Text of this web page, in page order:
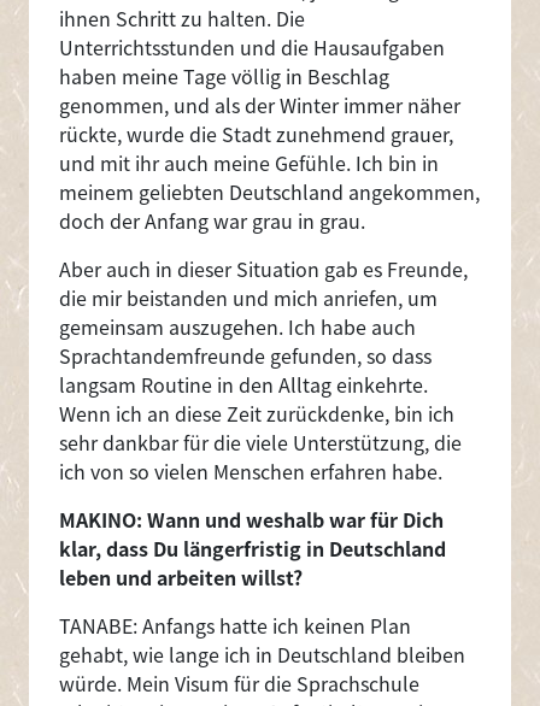
ihnen Schritt zu halten. Die
Unterrichtsstunden und die Hausaufgaben
haben meine Tage völlig in Beschlag
genommen, und als der Winter immer näher
rückte, wurde die Stadt zunehmend grauer,
und mit ihr auch meine Gefühle. Ich bin in
meinem geliebten Deutschland angekommen,
doch der Anfang war grau in grau.
Aber auch in dieser Situation gab es Freunde,
die mir beistanden und mich anriefen, um
gemeinsam auszugehen. Ich habe auch
Sprachtandemfreunde gefunden, so dass
langsam Routine in den Alltag einkehrte.
Wenn ich an diese Zeit zurückdenke, bin ich
sehr dankbar für die viele Unterstützung, die
ich von so vielen Menschen erfahren habe.
MAKINO: Wann und weshalb war für Dich
klar, dass Du längerfristig in Deutschland
leben und arbeiten willst?
TANABE: Anfangs hatte ich keinen Plan
gehabt, wie lange ich in Deutschland bleiben
würde. Mein Visum für die Sprachschule